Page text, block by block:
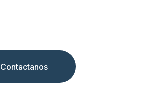
Contactanos